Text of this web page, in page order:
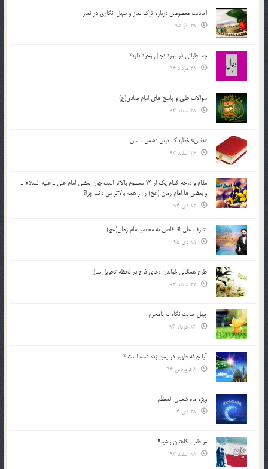
احادیث معصومین درباره ترک نماز و سهل انگاری در نماز
چه نظراتی در مورد دجال وجود دارد؟
سوالات طبی و پاسخ های امام صادق(ع)
«نفس» خطرناک ترین دشمن انسان
مقام و درجه كدام يك از 14 معصوم بالاتر است چون بعضي امام علي ـ عليه السلام ـ
و بعضي ها امام زمان (عج) را از همه بالاتر مي دانند چرا؟
تشرف علي آقا قاضي به محضر امام زمان(عج)
طرح همگانی خواندن دعای فرج در لحظه تحویل سال
چهل حدیث نگاه به نامحرم
آیا جرقه ظهور در یمن زده شده است ؟!
ویژه ماه شعبان المعظّم
مواظب نگاهتان باشید!!!